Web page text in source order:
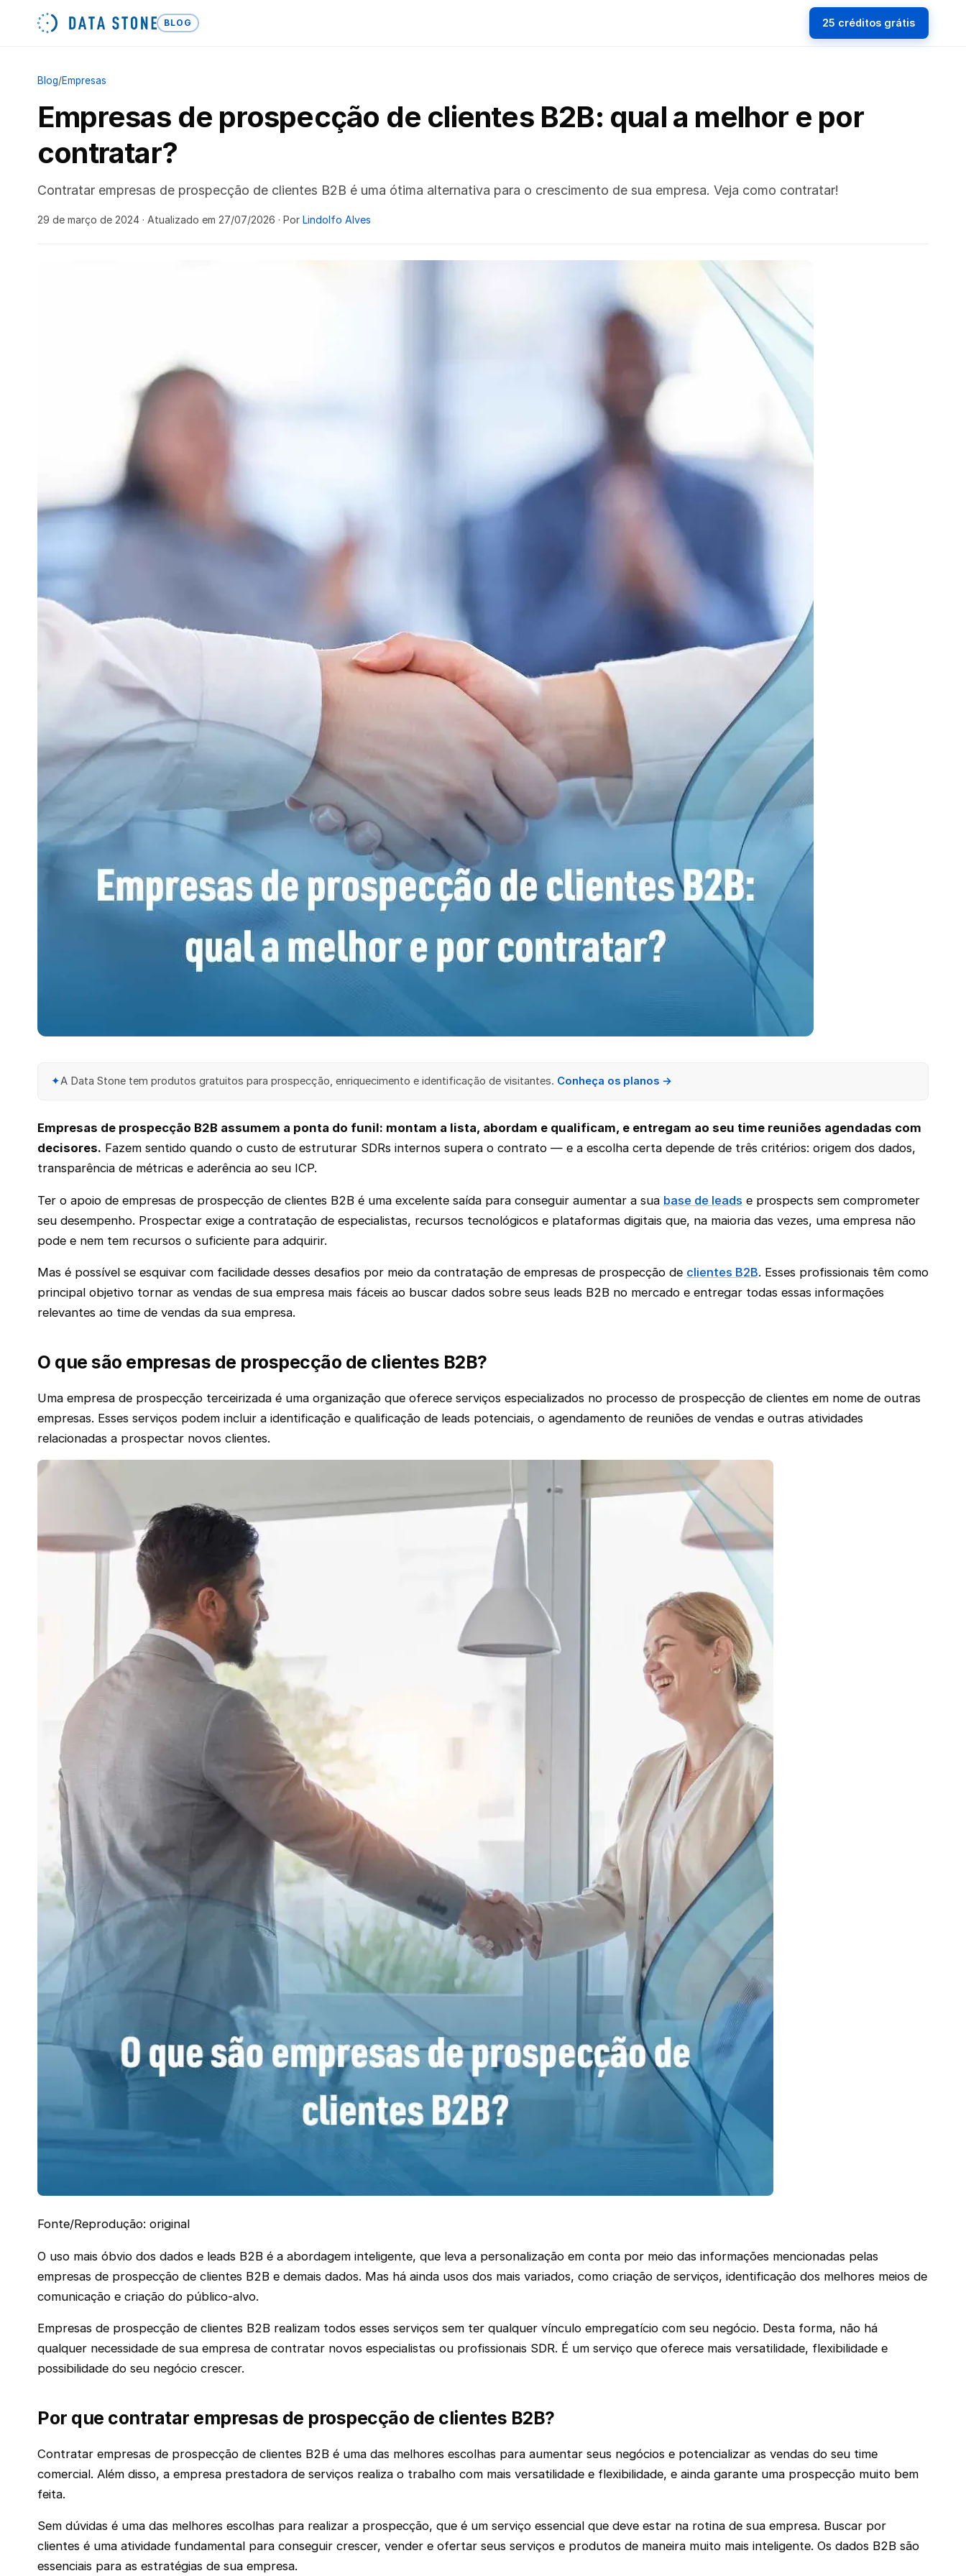
BLOG 25 créditos grátis
Blog/Empresas
Empresas de prospecção de clientes B2B: qual a melhor e por
contratar?
Contratar empresas de prospecção de clientes B2B é uma ótima alternativa para o crescimento de sua empresa. Veja como contratar!
29 de março de 2024 · Atualizado em 27/07/2026 · Por Lindolfo Alves
✦A Data Stone tem produtos gratuitos para prospecção, enriquecimento e identificação de visitantes. Conheça os planos →
Empresas de prospecção B2B assumem a ponta do funil: montam a lista, abordam e qualificam, e entregam ao seu time reuniões agendadas com
decisores. Fazem sentido quando o custo de estruturar SDRs internos supera o contrato — e a escolha certa depende de três critérios: origem dos dados,
transparência de métricas e aderência ao seu ICP.
Ter o apoio de empresas de prospecção de clientes B2B é uma excelente saída para conseguir aumentar a sua base de leads e prospects sem comprometer
seu desempenho. Prospectar exige a contratação de especialistas, recursos tecnológicos e plataformas digitais que, na maioria das vezes, uma empresa não
pode e nem tem recursos o suficiente para adquirir.
Mas é possível se esquivar com facilidade desses desafios por meio da contratação de empresas de prospecção de clientes B2B. Esses profissionais têm como
principal objetivo tornar as vendas de sua empresa mais fáceis ao buscar dados sobre seus leads B2B no mercado e entregar todas essas informações
relevantes ao time de vendas da sua empresa.
O que são empresas de prospecção de clientes B2B?
Uma empresa de prospecção terceirizada é uma organização que oferece serviços especializados no processo de prospecção de clientes em nome de outras
empresas. Esses serviços podem incluir a identificação e qualificação de leads potenciais, o agendamento de reuniões de vendas e outras atividades
relacionadas a prospectar novos clientes.
Fonte/Reprodução: original
O uso mais óbvio dos dados e leads B2B é a abordagem inteligente, que leva a personalização em conta por meio das informações mencionadas pelas
empresas de prospecção de clientes B2B e demais dados. Mas há ainda usos dos mais variados, como criação de serviços, identificação dos melhores meios de
comunicação e criação do público-alvo.
Empresas de prospecção de clientes B2B realizam todos esses serviços sem ter qualquer vínculo empregatício com seu negócio. Desta forma, não há
qualquer necessidade de sua empresa de contratar novos especialistas ou profissionais SDR. É um serviço que oferece mais versatilidade, flexibilidade e
possibilidade do seu negócio crescer.
Por que contratar empresas de prospecção de clientes B2B?
‌Contratar empresas de prospecção de clientes B2B é uma das melhores escolhas para aumentar seus negócios e potencializar as vendas do seu time
comercial. Além disso, a empresa prestadora de serviços realiza o trabalho com mais versatilidade e flexibilidade, e ainda garante uma prospecção muito bem
feita.
Sem dúvidas é uma das melhores escolhas para realizar a prospecção, que é um serviço essencial que deve estar na rotina de sua empresa. Buscar por
clientes é uma atividade fundamental para conseguir crescer, vender e ofertar seus serviços e produtos de maneira muito mais inteligente. Os dados B2B são
essenciais para as estratégias de sua empresa.